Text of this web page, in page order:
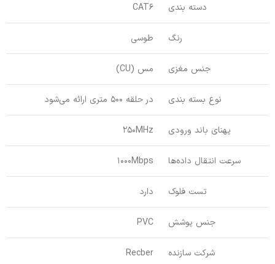
دسته بندی CAT6
رنگ طوسی
جنس مغزی مس (CU)
نوع بسته بندی در حلقه 500 متری ارائه می‌شود
پهنای باند ورودی 250MHz
سرعت انتقال داده‌ها 1000Mbps
تست فلوک دارد
جنس پوشش PVC
شرکت سازنده Recber